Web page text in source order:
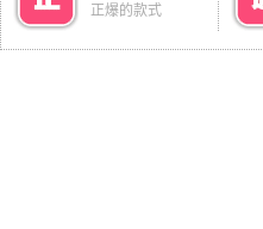
正爆的款式